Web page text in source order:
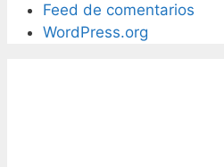
Feed de comentarios
WordPress.org